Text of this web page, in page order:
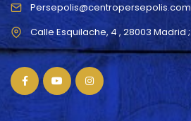
Persepolis@centropersepolis.com